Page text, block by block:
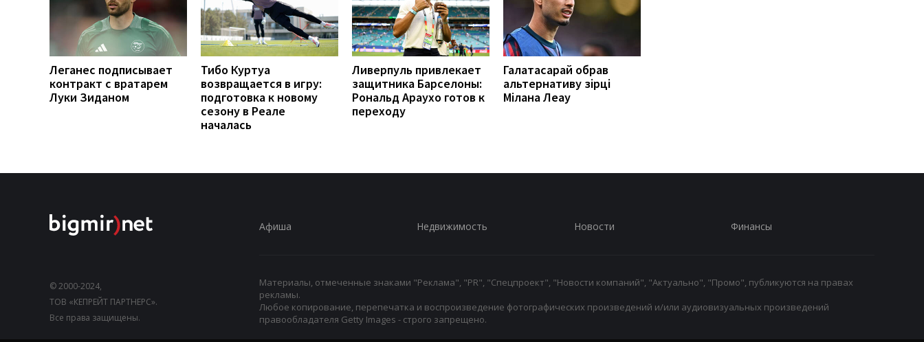
Леганес подписывает
контракт с вратарем
Луки Зиданом
Тибо Куртуа
возвращается в игру:
подготовка к новому
сезону в Реале
началась
Ливерпуль привлекает
защитника Барселоны:
Рональд Араухо готов к
переходу
Галатасарай обрав
альтернативу зірці
Мілана Леау
© 2000-2024,
ТОВ «КЕПРЕЙТ ПАРТНЕРС».
Все права защищены.
Афиша Недвижимость Новости Финансы
Материалы, отмеченные знаками "Реклама", "PR", "Спецпроект", "Новости компаний", "Актуально", "Промо", публикуются на правах
рекламы.
Любое копирование, перепечатка и воспроизведение фотографических произведений и/или аудиовизуальных произведений
правообладателя Getty Images - строго запрещено.